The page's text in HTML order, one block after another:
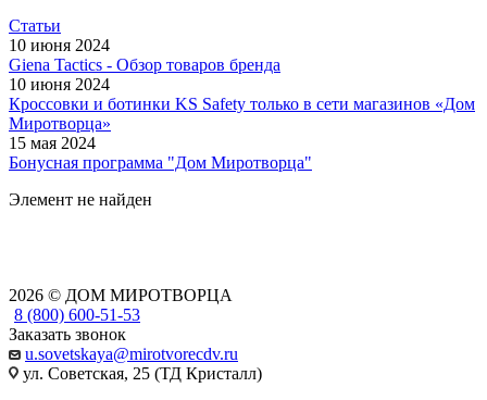
Статьи
10 июня 2024
Giena Tactics - Обзор товаров бренда
10 июня 2024
Кроссовки и ботинки KS Safety только в сети магазинов «Дом
Миротворца»
15 мая 2024
Бонусная программа "Дом Миротворца"
Элемент не найден
2026 © ДОМ МИРОТВОРЦА
8 (800) 600-51-53
Заказать звонок
u.sovetskaya@mirotvorecdv.ru
ул. Советская, 25 (ТД Кристалл)